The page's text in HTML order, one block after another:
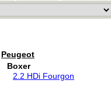
Peugeot
Boxer
2.2 HDi Fourgon